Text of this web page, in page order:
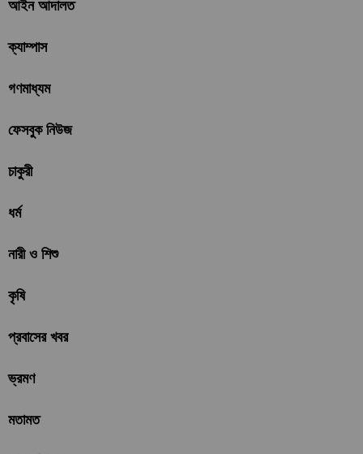
আইন আদালত
ক্যাম্পাস
গণমাধ্যম
ফেসবুক নিউজ
চাকুরী
ধর্ম
নারী ও শিশু
কৃষি
প্রবাসের খবর
ভ্রমণ
মতামত